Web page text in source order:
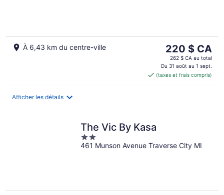
À 6,43 km du centre-ville
Le
prix
est
de 220 $ CA
par
220 $ CA
262 $ CA au total
Du 31 août au 1 sept.
(taxes et frais compris)
Afficher les détails
The Vic By Kasa
2
out
461 Munson Avenue Traverse City MI